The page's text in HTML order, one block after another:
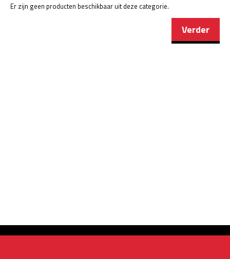
Er zijn geen producten beschikbaar uit deze categorie.
Verder